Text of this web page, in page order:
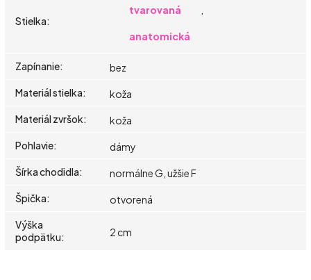
Stielka:
tvarovaná
anatomická
Zapínanie:
bez
Materiál stielka:
koža
Materiál zvršok:
koža
Pohlavie:
dámy
Šírka chodidla:
normálne G, užšie F
Špička:
otvorená
Výška
podpätku: 2 cm